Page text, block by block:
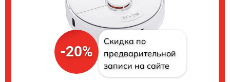
-20%
Скидка по
предварительной
записи на сайте